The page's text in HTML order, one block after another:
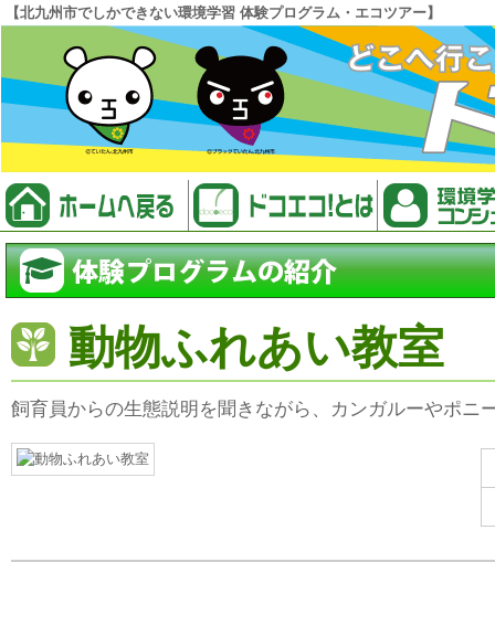
【北九州市でしかできない環境学習 体験プログラム・エコツアー】
動物ふれあい教室
飼育員からの生態説明を聞きながら、カンガルーやポ